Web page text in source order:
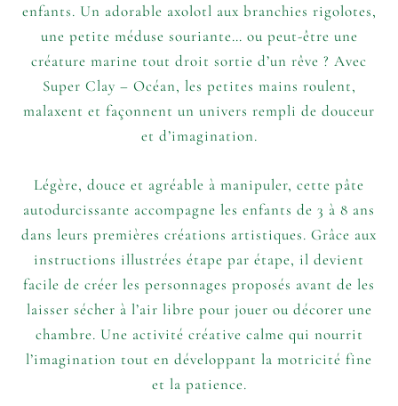
enfants. Un adorable axolotl aux branchies rigolotes,
une petite méduse souriante… ou peut-être une
créature marine tout droit sortie d’un rêve ? Avec
Super Clay – Océan, les petites mains roulent,
malaxent et façonnent un univers rempli de douceur
et d’imagination.
Légère, douce et agréable à manipuler, cette pâte
autodurcissante accompagne les enfants de 3 à 8 ans
dans leurs premières créations artistiques. Grâce aux
instructions illustrées étape par étape, il devient
facile de créer les personnages proposés avant de les
laisser sécher à l’air libre pour jouer ou décorer une
chambre. Une activité créative calme qui nourrit
l’imagination tout en développant la motricité fine
et la patience.